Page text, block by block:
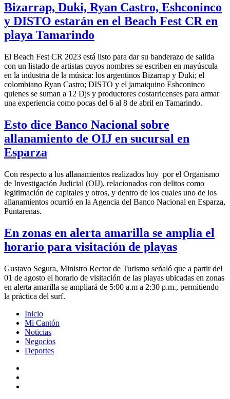
Bizarrap, Duki, Ryan Castro, Eshconinco
y DISTO estarán en el Beach Fest CR en
playa Tamarindo
El Beach Fest CR 2023 está listo para dar su banderazo de salida
con un listado de artistas cuyos nombres se escriben en mayúscula
en la industria de la música: los argentinos Bizarrap y Duki; el
colombiano Ryan Castro; DISTO y el jamaiquino Eshconinco
quienes se suman a 12 Djs y productores costarricenses para armar
una experiencia como pocas del 6 al 8 de abril en Tamarindo.
Esto dice Banco Nacional sobre
allanamiento de OIJ en sucursal en
Esparza
Con respecto a los allanamientos realizados hoy por el Organismo
de Investigación Judicial (OIJ), relacionados con delitos como
legitimación de capitales y otros, y dentro de los cuales uno de los
allanamientos ocurrió en la Agencia del Banco Nacional en Esparza,
Puntarenas.
En zonas en alerta amarilla se amplía el
horario para visitación de playas
Gustavo Segura, Ministro Rector de Turismo señaló que a partir del
01 de agosto el horario de visitación de las playas ubicadas en zonas
en alerta amarilla se ampliará de 5:00 a.m a 2:30 p.m., permitiendo
la práctica del surf.
Inicio
Mi Cantón
Noticias
Negocios
Deportes